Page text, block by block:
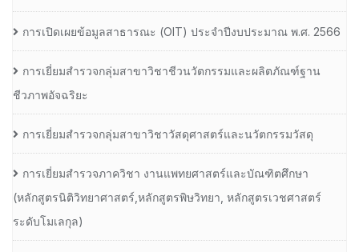
การเปิดเผยข้อมูลสาธารณะ (OIT) ประจำปีงบประมาณ พ.ศ. 2566
การเยี่ยมสำรวจกลุ่มสาขาวิชาชีวนวัตกรรมและผลิตภัณฑ์ฐาน
ชีวภาพอัจฉริยะ
การเยี่ยมสำรวจกลุ่มสาขาวิชาวัสดุศาสตร์และนวัตกรรมวัสดุ
การเยี่ยมสำรวจภาควิชา งานแพทยศาสตร์และบัณฑิตศึกษา
(หลักสูตรนิติวิทยาศาสตร์,หลักสูตรพิษวิทยา, หลักสูตรเวชศาสตร์
ระดับโมเลกุล)